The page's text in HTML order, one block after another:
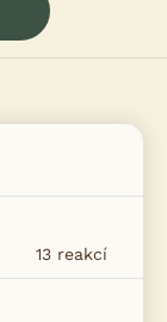
13 reakcí